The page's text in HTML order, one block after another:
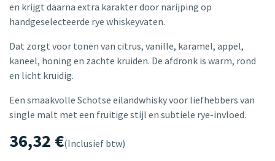
en krijgt daarna extra karakter door narijping op
handgeselecteerde rye whiskeyvaten.
Dat zorgt voor tonen van citrus, vanille, karamel, appel,
kaneel, honing en zachte kruiden. De afdronk is warm, rond
en licht kruidig.
Een smaakvolle Schotse eilandwhisky voor liefhebbers van
single malt met een fruitige stijl en subtiele rye-invloed.
36,32 €(Inclusief btw)